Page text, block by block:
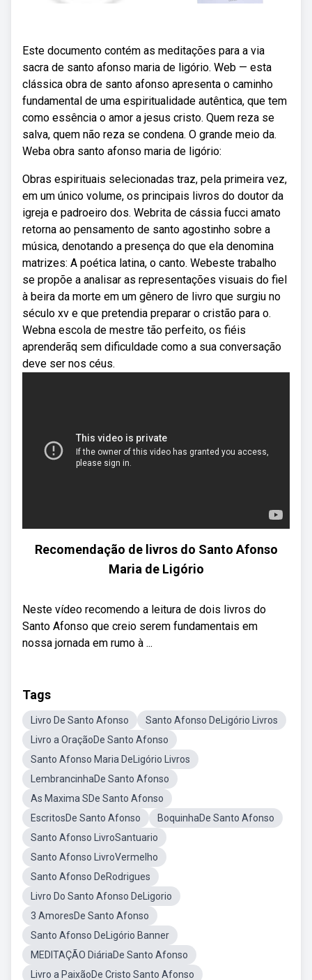
Este documento contém as meditações para a via
sacra de santo afonso maria de ligório. Web — esta
clássica obra de santo afonso apresenta o caminho
fundamental de uma espiritualidade autêntica, que tem
como essência o amor a jesus cristo. Quem reza se
salva, quem não reza se condena. O grande meio da.
Weba obra santo afonso maria de ligório:
Obras espirituais selecionadas traz, pela primeira vez,
em um único volume, os principais livros do doutor da
igreja e padroeiro dos. Webrita de cássia fucci amato
retorna ao pensamento de santo agostinho sobre a
música, denotando a presença do que ela denomina
matrizes: A poética latina, o canto. Webeste trabalho
se propõe a analisar as representações visuais do fiel
à beira da morte em um gênero de livro que surgiu no
século xv e que pretendia preparar o cristão para o.
Webna escola de mestre tão perfeito, os fiéis
aprenderãq sem dificuldade como a sua conversação
deve ser nos céus.
Recomendação de livros do Santo Afonso
Maria de Ligório
Neste vídeo recomendo a leitura de dois livros do
Santo Afonso que creio serem fundamentais em
nossa jornada em rumo à ...
Tags
Livro De Santo Afonso
Santo Afonso DeLigório Livros
Livro a OraçãoDe Santo Afonso
Santo Afonso Maria DeLigório Livros
LembrancinhaDe Santo Afonso
As Maxima SDe Santo Afonso
EscritosDe Santo Afonso
BoquinhaDe Santo Afonso
Santo Afonso LivroSantuario
Santo Afonso LivroVermelho
Santo Afonso DeRodrigues
Livro Do Santo Afonso DeLigorio
3 AmoresDe Santo Afonso
Santo Afonso DeLigório Banner
MEDITAÇÃO DiáriaDe Santo Afonso
Livro a PaixãoDe Cristo Santo Afonso